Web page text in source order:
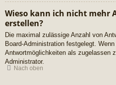
Wieso kann ich nicht mehr
erstellen?
Die maximal zulässige Anzahl von
Board-Administration festgelegt.
Antwortmöglichkeiten als zugelassen
Administrator.
Nach oben